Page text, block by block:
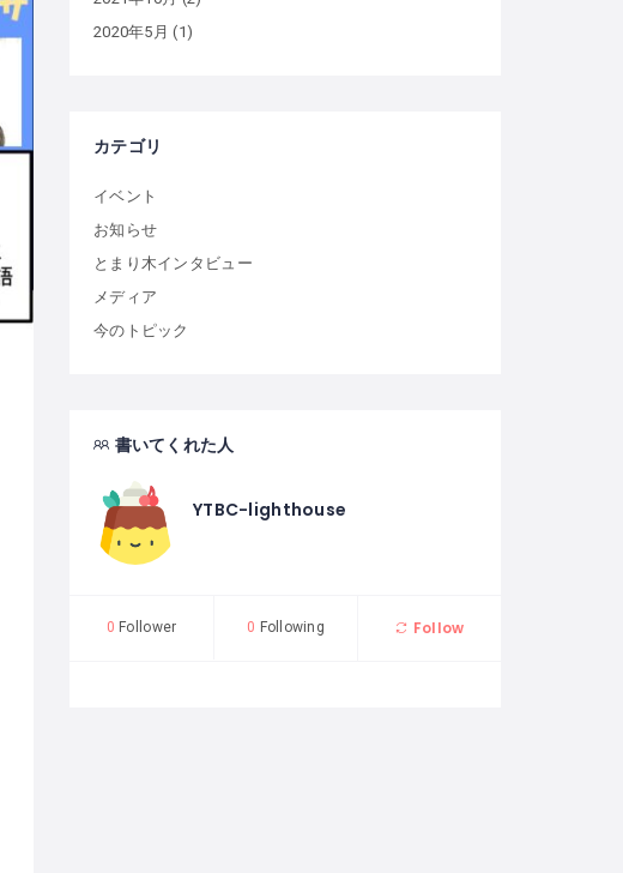
2020年5月 (1)
カテゴリ
イベント
お知らせ
とまり木インタビュー
メディア
今のトピック
書いてくれた人
YTBC-lighthouse
0 Follower 0 Following Follow